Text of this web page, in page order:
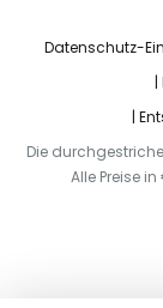
Datenschutz-
Die
Alle Preise